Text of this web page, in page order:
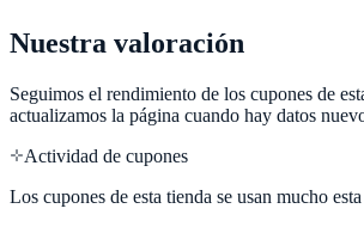
Nuestra valoración
Seguimos el rendimiento de los cupones de
actualizamos la página cuando hay datos
Actividad de cupones
Los cupones de esta tienda se usan mucho esta